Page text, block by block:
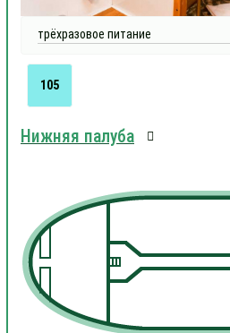
трёхразовое питание
105
Нижняя палуба